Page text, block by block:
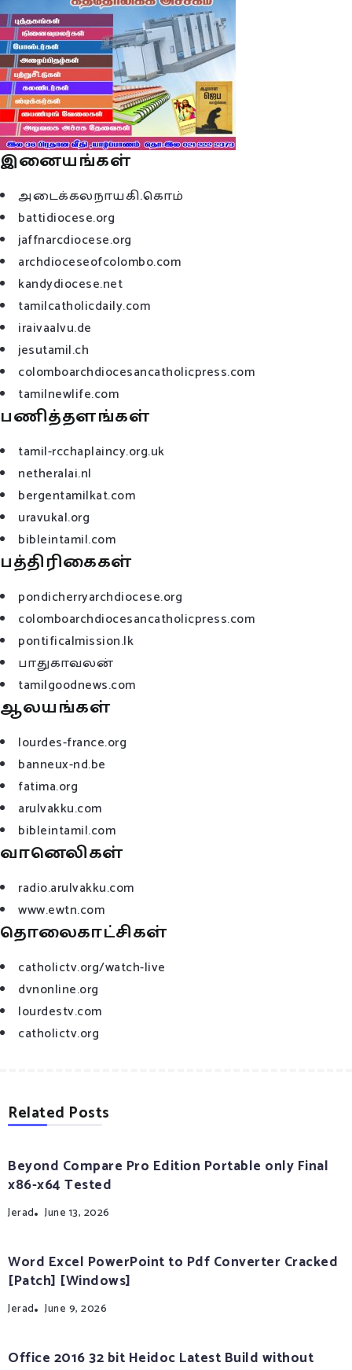
இனையங்கள்
அடைக்கலநாயகி.கொம்
battidiocese.org
jaffnarcdiocese.org
archdioceseofcolombo.com
kandydiocese.net
tamilcatholicdaily.com
iraivaalvu.de
jesutamil.ch
colomboarchdiocesancatholicpress.com
tamilnewlife.com
பணித்தளங்கள்
tamil-rcchaplaincy.org.uk
netheralai.nl
bergentamilkat.com
uravukal.org
bibleintamil.com
பத்திரிகைகள்
pondicherryarchdiocese.org
colomboarchdiocesancatholicpress.com
pontificalmission.lk
பாதுகாவலன்
tamilgoodnews.com
ஆலயங்கள்
lourdes-france.org
banneux-nd.be
fatima.org
arulvakku.com
bibleintamil.com
வானெலிகள்
radio.arulvakku.com
www.ewtn.com
தொலைகாட்சிகள்
catholictv.org/watch-live
dvnonline.org
lourdestv.com
catholictv.org
Related Posts
Beyond Compare Pro Edition Portable only Final
x86-x64 Tested
Jerad June 13, 2026
Word Excel PowerPoint to Pdf Converter Cracked
[Patch] [Windows]
Jerad June 9, 2026
Office 2016 32 bit Heidoc Latest Build without